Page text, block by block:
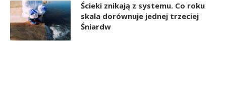
Ścieki znikają z systemu. Co roku
skala dorównuje jednej trzeciej
Śniardw